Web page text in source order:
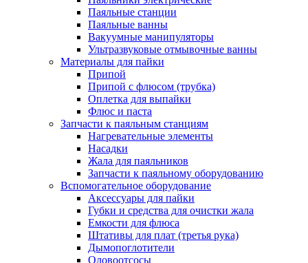
Паяльные станции
Паяльные ванны
Вакуумные манипуляторы
Ультразвуковые отмывочные ванны
Материалы для пайки
Припой
Припой с флюсом (трубка)
Оплетка для выпайки
Флюс и паста
Запчасти к паяльным станциям
Нагревательные элементы
Насадки
Жала для паяльников
Запчасти к паяльному оборудованию
Вспомогательное оборудование
Аксессуары для пайки
Губки и средства для очистки жала
Емкости для флюса
Штативы для плат (третья рука)
Дымопоглотители
Оловоотсосы